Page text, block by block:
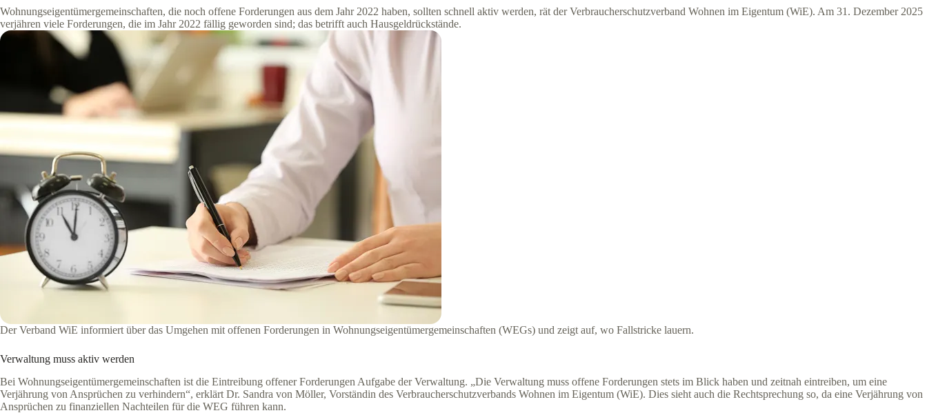
Wohnungseigentümergemeinschaften, die noch offene Forderungen aus dem Jahr 2022 haben, sollten schnell aktiv werden, rät der Verbraucherschutzverband Wohnen im Eigentum (WiE). Am 31. Dezember 2025
verjähren viele Forderungen, die im Jahr 2022 fällig geworden sind; das betrifft auch Hausgeldrückstände.
Der Verband WiE informiert über das Umgehen mit offenen Forderungen in Wohnungseigentümergemeinschaften (WEGs) und zeigt auf, wo Fallstricke lauern.
Verwaltung muss aktiv werden
Bei Wohnungseigentümergemeinschaften ist die Eintreibung offener Forderungen Aufgabe der Verwaltung. „Die Verwaltung muss offene Forderungen stets im Blick haben und zeitnah eintreiben, um eine
Verjährung von Ansprüchen zu verhindern“, erklärt Dr. Sandra von Möller, Vorständin des Verbraucherschutzverbands Wohnen im Eigentum (WiE). Dies sieht auch die Rechtsprechung so, da eine Verjährung von
Ansprüchen zu finanziellen Nachteilen für die WEG führen kann.